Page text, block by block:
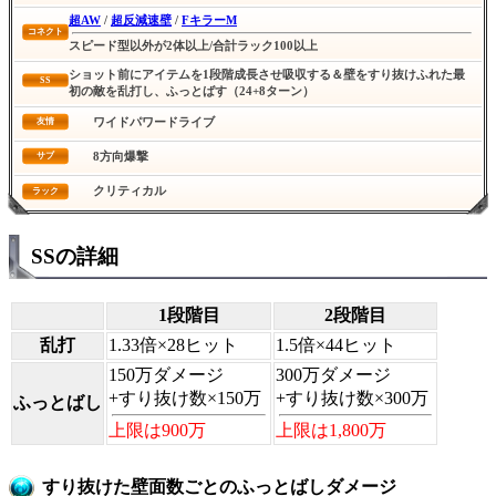
コネクト
超AW / 超反減速壁 / FキラーM
スピード型以外が2体以上/合計ラック100以上
SS
ショット前にアイテムを1段階成長させ吸収する＆壁をすり抜けふれた最
初の敵を乱打し、ふっとばす（24+8ターン）
友情 ワイドパワードライブ
サブ 8方向爆撃
ラック クリティカル
SSの詳細
1段階目
2段階目
乱打
1.33倍×28ヒット 1.5倍×44ヒット
ふっとばし
150万ダメージ
+すり抜け数×150万
上限は900万
300万ダメージ
+すり抜け数×300万
上限は1,800万
すり抜けた壁面数ごとのふっとばしダメージ